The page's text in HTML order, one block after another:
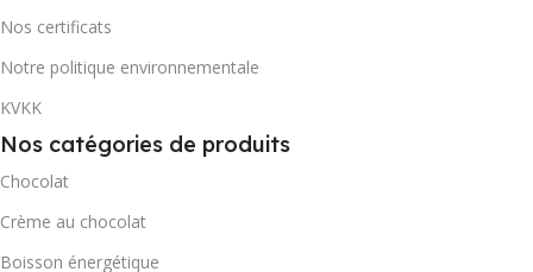
Nos certificats
Notre politique environnementale
KVKK
Nos catégories de produits
Chocolat
Crème au chocolat
Boisson énergétique